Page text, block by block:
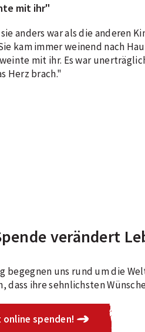
mit ihr"
anders war als die anderen
kam immer weinend nach
mit ihr. Es war
Herz brach."
verändert
begegnen uns rund um die
dass ihre sehnlichsten
spenden!